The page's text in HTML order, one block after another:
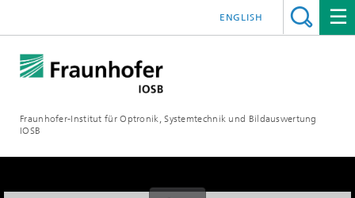
Fraunhofer-Institut für Optronik, Systemtechnik und Bildauswertung
IOSB
ENGLISH